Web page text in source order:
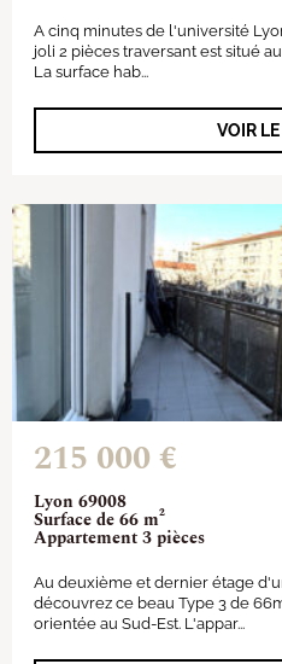
A cinq minutes de l'université
joli 2 pièces traversant est situé
La surface hab...
VOIR
Lyon 69008
Surface de 66 m²
Appartement 3 pièces
215 000 €
Au deuxième et dernier étage
découvrez ce beau Type 3 de
orientée au Sud-Est. L'appar...